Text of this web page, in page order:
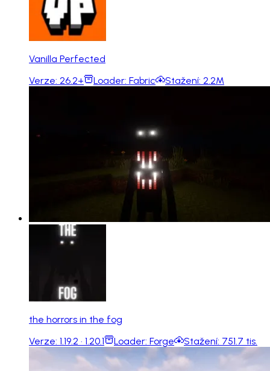
Vanilla Perfected
Verze: 26.2+ Loader: Fabric Stažení: 2.2M
the horrors in the fog
Verze: 1.19.2 · 1.20.1 Loader: Forge Stažení: 751.7 tis.